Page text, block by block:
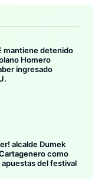
mantiene detenido
Homero
ingresado
alcalde Dumek
como
del festival